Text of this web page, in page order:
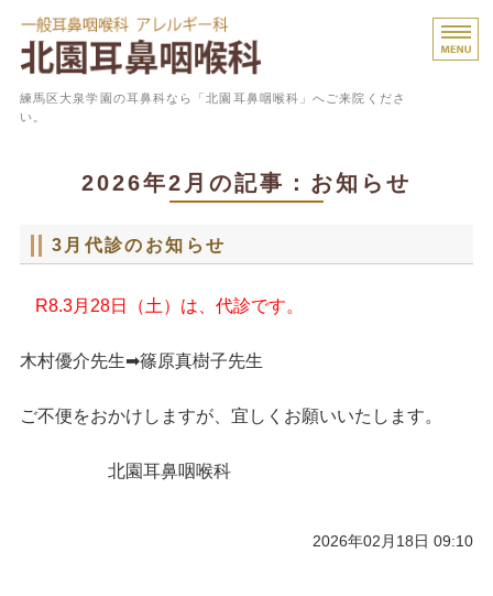
一般
練馬区大泉学園の耳鼻科なら「北園耳鼻咽喉科」へご来院くださ
い。
よくあるご質問
医院概要
スタッフ紹介
2026年2月の記事：お知らせ
3月代診のお知らせ
R8.3月28日（土）は、代診です。
木村優介先生➡篠原真樹子先生
ご不便をおかけしますが、宜しくお願いいたします。
北園耳鼻咽喉科
2026年02月18日 09:10